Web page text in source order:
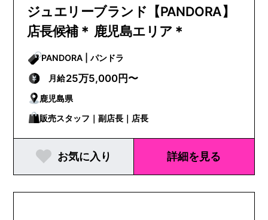
ジュエリーブランド【PANDORA】
店長候補＊ 鹿児島エリア＊
PANDORA | パンドラ
月給25万5,000円〜
鹿児島県
販売スタッフ｜副店長｜店長
お気に入り 詳細を見る